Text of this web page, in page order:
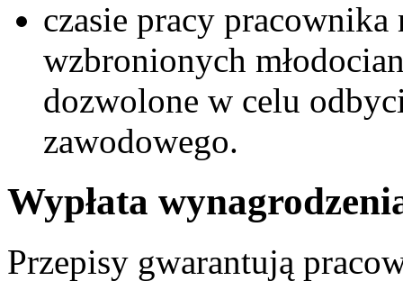
czasie pracy pracownika
wzbronionych
dozwolone w celu
zawodowego.
Wypłata
Przepisy gwarantują